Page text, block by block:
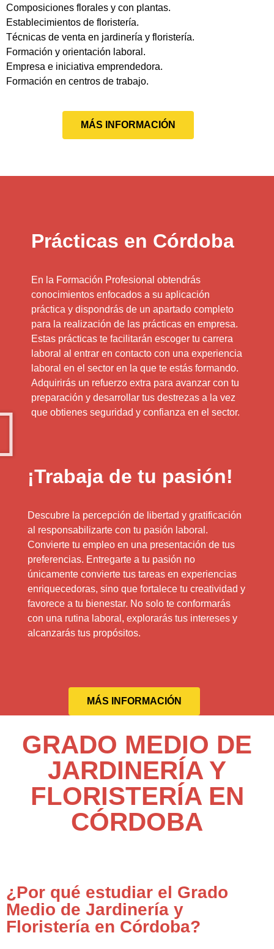
Composiciones florales y con plantas.
Establecimientos de floristería.
Técnicas de venta en jardinería y floristería.
Formación y orientación laboral.
Empresa e iniciativa emprendedora.
Formación en centros de trabajo.
MÁS INFORMACIÓN
Prácticas en Córdoba
En la Formación Profesional obtendrás
conocimientos enfocados a su aplicación
práctica y dispondrás de un apartado completo
para la realización de las prácticas en empresa.
Estas prácticas te facilitarán escoger tu carrera
laboral al entrar en contacto con una experiencia
laboral en el sector en la que te estás formando.
Adquirirás un refuerzo extra para avanzar con tu
preparación y desarrollar tus destrezas a la vez
que obtienes seguridad y confianza en el sector.
¡Trabaja de tu pasión!
Descubre la percepción de libertad y gratificación
al responsabilizarte con tu pasión laboral.
Convierte tu empleo en una presentación de tus
preferencias. Entregarte a tu pasión no
únicamente convierte tus tareas en experiencias
enriquecedoras, sino que fortalece tu creatividad y
favorece a tu bienestar. No solo te conformarás
con una rutina laboral, explorarás tus intereses y
alcanzarás tus propósitos.
MÁS INFORMACIÓN
GRADO MEDIO DE
JARDINERÍA Y
FLORISTERÍA EN
CÓRDOBA
¿Por qué estudiar el Grado
Medio de Jardinería y
Floristería en Córdoba?